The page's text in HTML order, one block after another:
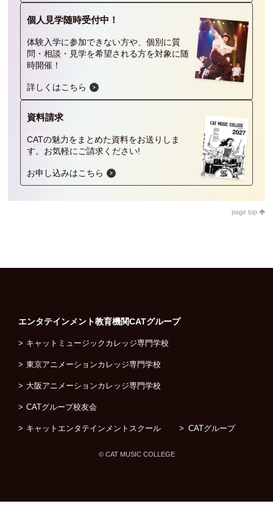
個人見学随時受付中！
体験入学に参加できない方や、個別に質
問・相談・見学を希望される方を対象に随
時開催！
詳しくはこちら
資料請求
CATの魅力をまとめた資料をお送りしま
す。 お気軽にご請求ください!
お申し込みはこちら
page top
エンタテインメント教育機関CATグループ
キャットミュージックカレッジ専門学校
東京アニメーションカレッジ専門学校
大阪アニメーションカレッジ専門学校
CATグループ校友会
キャットエンタテインメントスクール CATグループ
© CAT MUSIC COLLEGE